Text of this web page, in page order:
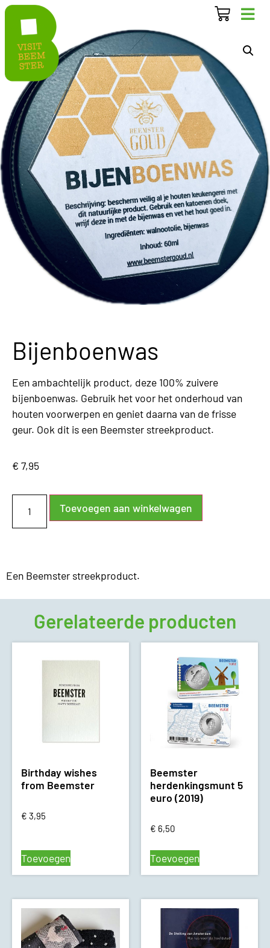
Bijenboenwas
Een ambachtelijk product, deze 100% zuivere
bijenboenwas. Gebruik het voor het onderhoud van
houten voorwerpen en geniet daarna van de frisse
geur. Ook dit is een Beemster streekproduct.
€ 7,95
Toevoegen aan winkelwagen
Een Beemster streekproduct.
Gerelateerde producten
Birthday wishes
from Beemster
€ 3,95
Toevoegen
Beemster
herdenkingsmunt 5
euro (2019)
€ 6,50
Toevoegen